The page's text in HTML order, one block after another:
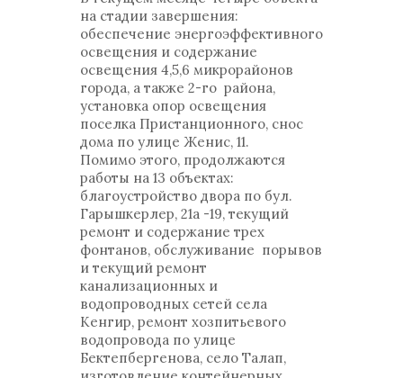
на стадии завершения:
обеспечение энергоэффективного
освещения и содержание
освещения 4,5,6 микрорайонов
города, а также 2-го района,
установка опор освещения
поселка Пристанционного, снос
дома по улице Женис, 11.
Помимо этого, продолжаются
работы на 13 объектах:
благоустройство двора по бул.
Гарышкерлер, 21а -19, текущий
ремонт и содержание трех
фонтанов, обслуживание порывов
и текущий ремонт
канализационных и
водопроводных сетей села
Кенгир, ремонт хозпитьевого
водопровода по улице
Бектепбергенова, село Талап,